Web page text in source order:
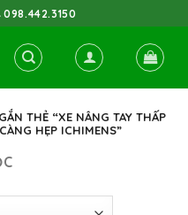
098.442.3150
THẺ “XE NÂNG TAY THẤP
HẸP ICHIMENS”